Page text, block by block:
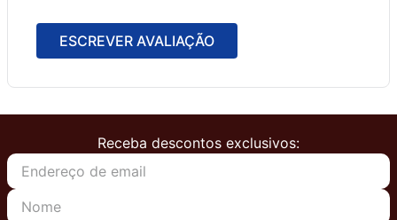
ESCREVER AVALIAÇÃO
Receba descontos exclusivos: